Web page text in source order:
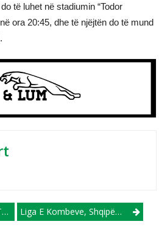
të luhet në stadiumin “Todor
ora 20:45, dhe të njëjtën do të mund
Liga E Kombeve, Shqipëria Gati Për Ndeshjen Me Gjeorgjinë